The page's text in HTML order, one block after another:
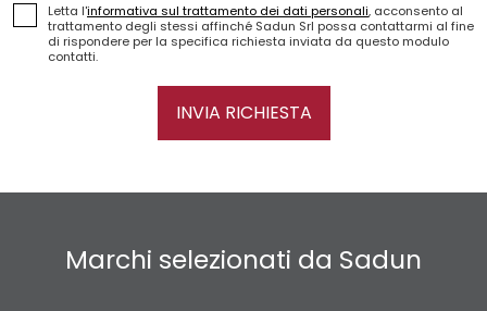
Letta l'informativa sul trattamento dei dati personali, acconsento al
trattamento degli stessi affinché Sadun Srl possa contattarmi al fine
di rispondere per la specifica richiesta inviata da questo modulo
contatti.
INVIA RICHIESTA
Marchi selezionati da Sadun